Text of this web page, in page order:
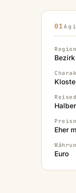
Region
Eher
Euro